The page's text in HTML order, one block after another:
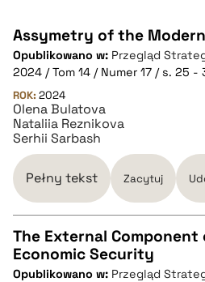
Assymetry of the
Opublikowano w: Przegląd
2024 / Tom 14 / Numer 17 / s. 25 -
ROK: 2024
Olena Bulatova
Nataliia Reznikova
Serhii Sarbash
Pełny tekst Zacytuj
CZYSTY TEKST
The External Component
Economic Security
Opublikowano w: Przegląd